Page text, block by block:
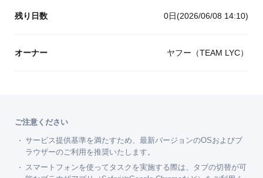
残り日数 0日(2026/06/08 14:10)
オーナー ヤフー（TEAM LYC）
ご注意ください
サービス提供基準を満たすため、最新バージョンのOSおよびブ
ラウザーのご利用を推奨いたします。
スマートフォンを使ってタスクを実施する際は、タブの切替が可